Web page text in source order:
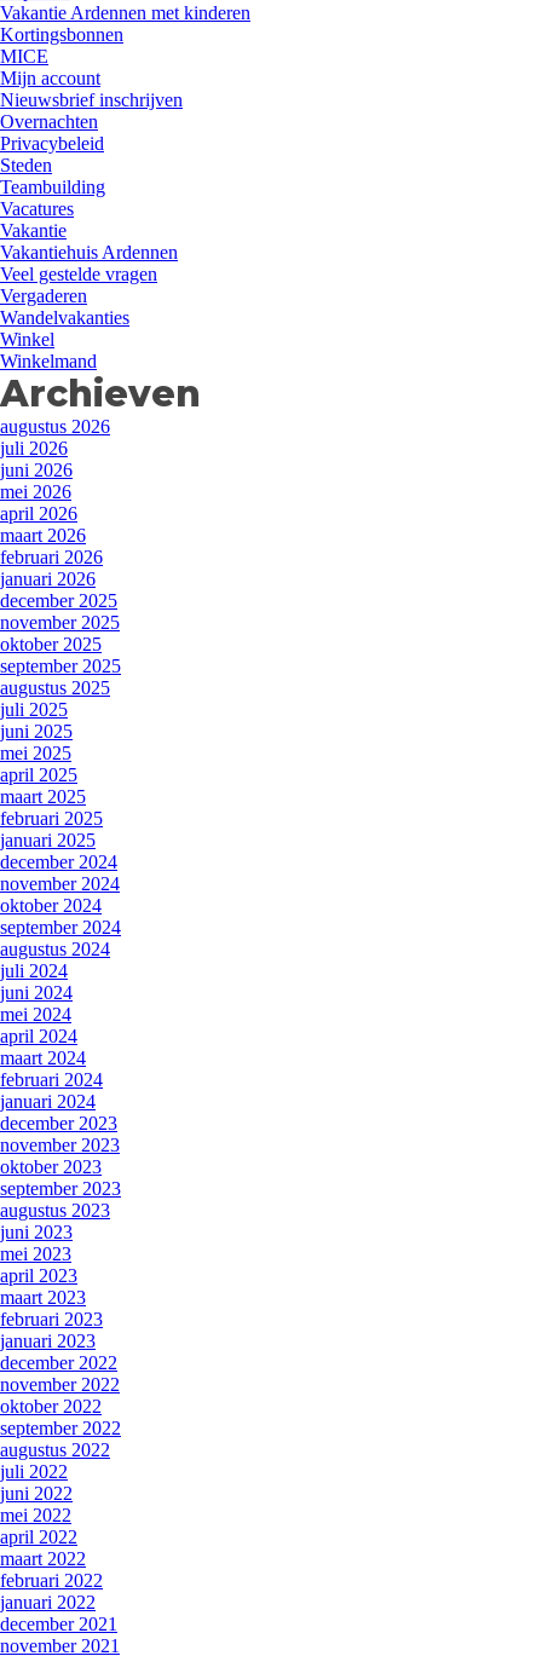
Vakantie Ardennen met kinderen
Kortingsbonnen
MICE
Mijn account
Nieuwsbrief inschrijven
Overnachten
Privacybeleid
Steden
Teambuilding
Vacatures
Vakantie
Vakantiehuis Ardennen
Veel gestelde vragen
Vergaderen
Wandelvakanties
Winkel
Winkelmand
Archieven
augustus 2026
juli 2026
juni 2026
mei 2026
april 2026
maart 2026
februari 2026
januari 2026
december 2025
november 2025
oktober 2025
september 2025
augustus 2025
juli 2025
juni 2025
mei 2025
april 2025
maart 2025
februari 2025
januari 2025
december 2024
november 2024
oktober 2024
september 2024
augustus 2024
juli 2024
juni 2024
mei 2024
april 2024
maart 2024
februari 2024
januari 2024
december 2023
november 2023
oktober 2023
september 2023
augustus 2023
juni 2023
mei 2023
april 2023
maart 2023
februari 2023
januari 2023
december 2022
november 2022
oktober 2022
september 2022
augustus 2022
juli 2022
juni 2022
mei 2022
april 2022
maart 2022
februari 2022
januari 2022
december 2021
november 2021